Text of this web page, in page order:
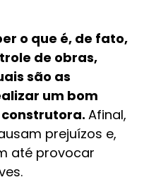
o que é, de fato,
de obras,
são as
um bom
Afinal,
prejuízos e,
até provocar